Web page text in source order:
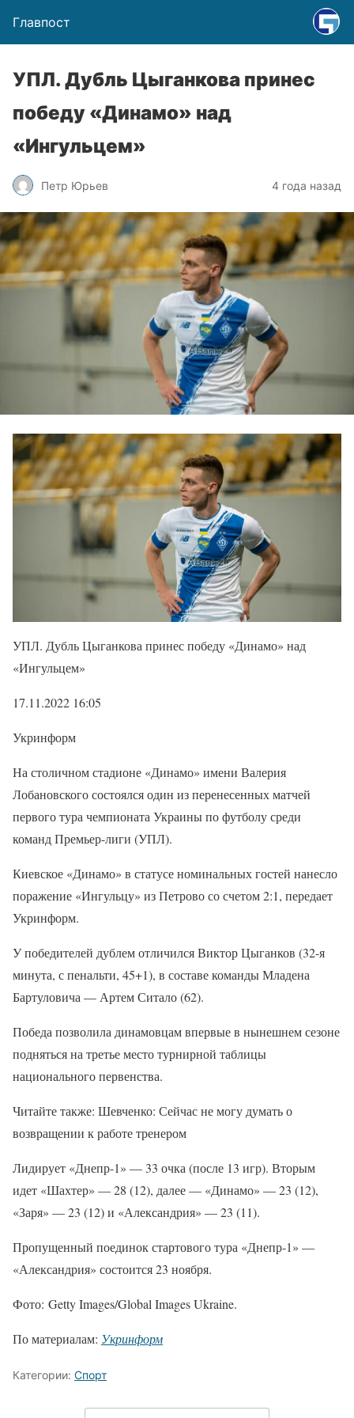
Главпост
УПЛ. Дубль Цыганкова принес
победу «Динамо» над
«Ингульцем»
Петр Юрьев 4 года назад
УПЛ. Дубль Цыганкова принес победу «Динамо» над
«Ингульцем»
17.11.2022 16:05
Укринформ
На столичном стадионе «Динамо» имени Валерия
Лобановского состоялся один из перенесенных матчей
первого тура чемпионата Украины по футболу среди
команд Премьер-лиги (УПЛ).
Киевское «Динамо» в статусе номинальных гостей нанесло
поражение «Ингульцу» из Петрово со счетом 2:1, передает
Укринформ.
У победителей дублем отличился Виктор Цыганков (32-я
минута, с пенальти, 45+1), в составе команды Младена
Бартуловича — Артем Ситало (62).
Победа позволила динамовцам впервые в нынешнем сезоне
подняться на третье место турнирной таблицы
национального первенства.
Читайте также: Шевченко: Сейчас не могу думать о
возвращении к работе тренером
Лидирует «Днепр-1» — 33 очка (после 13 игр). Вторым
идет «Шахтер» — 28 (12), далее — «Динамо» — 23 (12),
«Заря» — 23 (12) и «Александрия» — 23 (11).
Пропущенный поединок стартового тура «Днепр-1» —
«Александрия» состоится 23 ноября.
Фото: Getty Images/Global Images Ukraine.
По материалам: Укринформ
Категории: Спорт